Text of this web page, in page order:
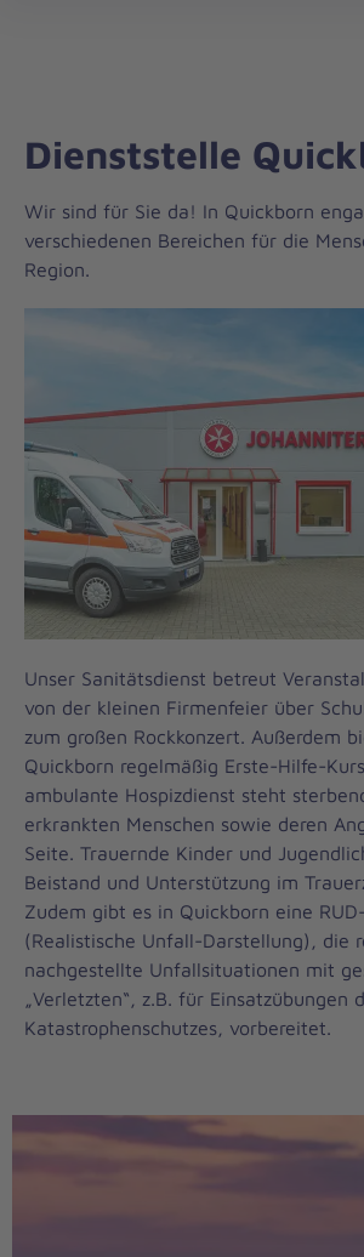
Dienststelle
Wir sind für Sie da! In Quickborn
verschiedenen Bereichen für die
Region.
Unser Sanitätsdienst betreut
von der kleinen Firmenfeier über
zum großen Rockkonzert. Außerdem
Quickborn regelmäßig Erste-Hilfe-
ambulante Hospizdienst steht
erkrankten Menschen sowie deren
Seite. Trauernde Kinder und
Beistand und Unterstützung im
Zudem gibt es in Quickborn eine
(Realistische Unfall-Darstellung), die
nachgestellte Unfallsituationen mit
„Verletzten“, z.B. für Einsatzübungen
Katastrophenschutzes, vorbereitet.